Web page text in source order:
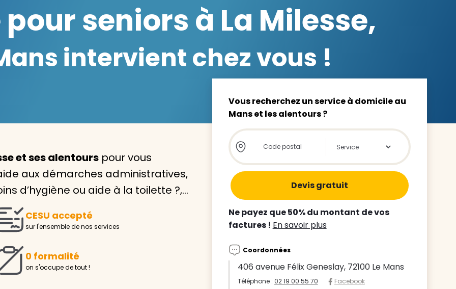
Avec VIVASERVICES, trouvez le
service à domicile qui vous
Pour l’entretien de votre logement, la garde de votre enfant
ou l’accompagnement d’un parent, nos intervenants à
Demander un devis gratuit
Trouver mon agence
seniors à La Milesse,
intervient chez vous !
et ses alentours pour vous
aux démarches administratives,
d’hygiène ou aide à la toilette ?,…
CESU accepté
sur l'ensemble de nos services
0 formalité
on s'occupe de tout !
Vous recherchez un service à domicile au
Mans et les alentours ?
Store locator global - Autocompletion
Rechercher
Ne payez que 50% du montant de vos
factures ! En savoir plus
Coordonnées
406 avenue Félix Geneslay, 72100 Le Mans
Téléphone : 02 19 00 55 70
Facebook